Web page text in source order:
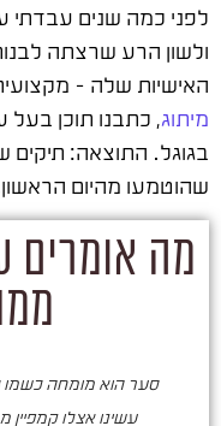
לפני כמה שנים עבדתי
ולשון הרע שרצתה
האישיות שלה –
מיתוג, כתבנו תוכן
בגוגל. התוצאה: תיקים
שהוטמעו מהיום
מה אומרים
סער הוא מומחה כשמו
עשינו אצלו קמפיין